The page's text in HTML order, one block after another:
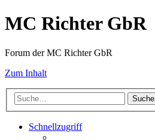
MC Richter GbR
Forum der MC Richter GbR
Zum Inhalt
Suche
Schnellzugriff